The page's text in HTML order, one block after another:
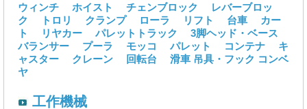
ウィンチ ホイスト チェンブロック
レバーブロッ
ク
トロリ クランプ ローラ リフト 台車
カー
ト
リヤカー パレットトラック
3脚ヘッド・ベース
バランサー
プーラ モッコ パレット コンテナ
キ
ャスター
クレーン 回転台 滑車 吊具・フック コンベ
ヤ
工作機械